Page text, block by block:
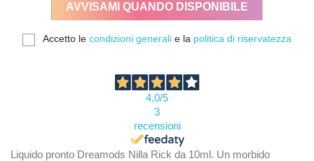
AVVISAMI QUANDO DISPONIBILE
Accetto le condizioni generali e la politica di riservatezza
4,0/5
3
recensioni
Liquido pronto Dreamods Nilla Rick da 10ml. Un morbido